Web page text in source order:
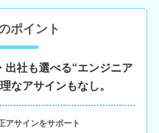
ポイント
社も選べる“エンジニア
なアサインもなし。
アサインをサポート